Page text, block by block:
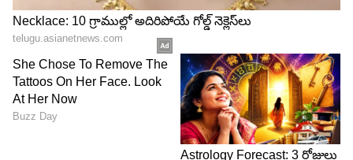
అది జరగని పని. అని సంబరపడిపోతూ ఉంటుంది. ఈలోగా